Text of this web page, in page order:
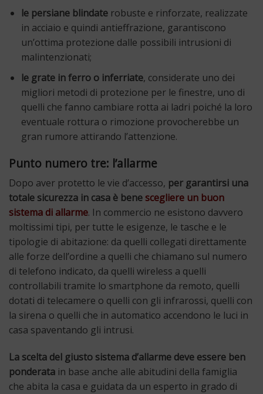
le persiane blindaterobuste e rinforzate, realizzate
in acciaio e quindi antieffrazione, garantiscono
un’ottima protezione dalle possibili intrusioni di
malintenzionati;
le grate in ferro o inferriate, considerate uno dei
migliori metodi di protezione per le finestre, uno di
quelli che fanno cambiare rotta ai ladri poiché la loro
eventuale rottura o rimozione provocherebbe un
gran rumore attirando l’attenzione.
Punto numero tre: l’allarme
Dopo aver protetto le vie d’accesso, per garantirsi una
totale sicurezza in casa è bene scegliere un buon
sistema di allarme. In commercio ne esistono davvero
moltissimi tipi, per tutte le esigenze, le tasche e le
tipologie di abitazione: da quelli collegati direttamente
alle forze dell’ordine a quelli che chiamano sul numero
di telefono indicato, da quelli wireless a quelli
controllabili tramite lo smartphone da remoto, quelli
dotati di telecamere o quelli con gli infrarossi, quelli con
la sirena o quelli che in automatico accendono le luci in
casa spaventando gli intrusi.
La scelta del giusto sistema d’allarme deve essere ben
ponderata in base anche alle abitudini della famiglia
che abita la casa e guidata da un esperto in grado di